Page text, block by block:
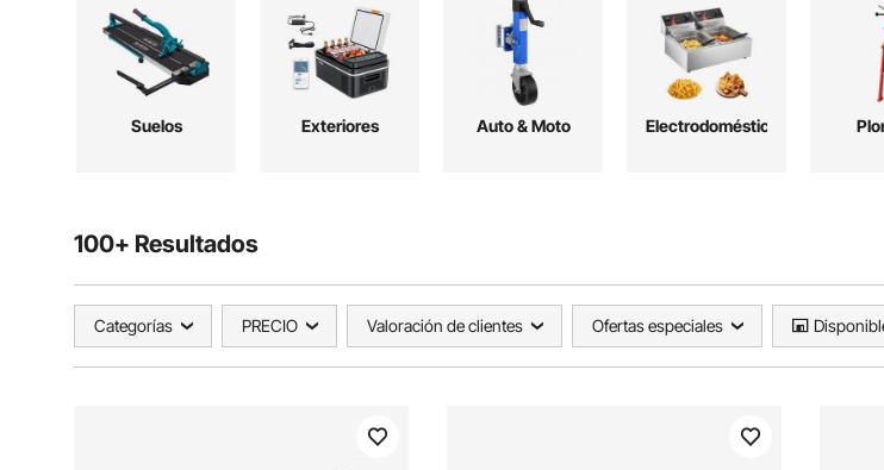
Suelos Exteriores Auto & Moto Electrodomésticos
100+ Resultados
Categorías PRECIO Valoración de clientes Ofertas especiales